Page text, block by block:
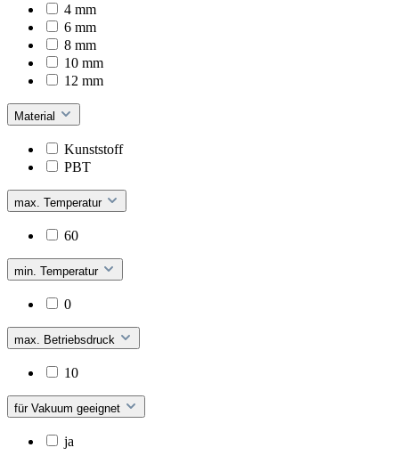
4 mm
6 mm
8 mm
10 mm
12 mm
Material
Kunststoff
PBT
max. Temperatur
60
min. Temperatur
0
max. Betriebsdruck
10
für Vakuum geeignet
ja